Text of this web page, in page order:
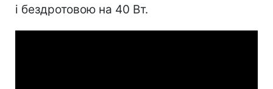
і бездротовою на 40 Вт.